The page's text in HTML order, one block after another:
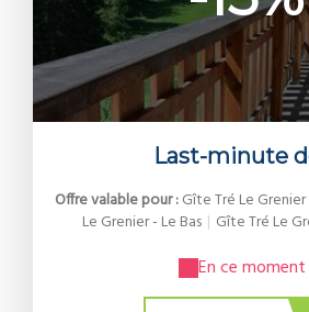
Last-minute
Offre valable pour :Gîte Tré Le
Le Grenier - Le Bas | Gîte Tré Le
En ce moment